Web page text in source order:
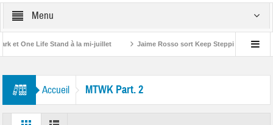
Menu
et One Life Stand à la mi-juillet Jaime Rosso sort Keep Stepping, son
Accueil MTWK Part. 2